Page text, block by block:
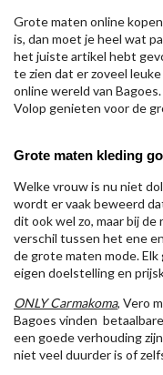
Grote maten online
is, dan moet je heel wat
het juiste artikel hebt
te zien dat er zoveel
online wereld van
Volop genieten voor de
Grote maten kleding
Welke vrouw is nu niet
wordt er vaak beweerd
dit ook wel zo, maar bij
verschil tussen het ene
de grote maten mode.
eigen doelstelling en
ONLY Carmakoma, Vero
Bagoes vinden
een goede verhouding
niet veel duurder is of